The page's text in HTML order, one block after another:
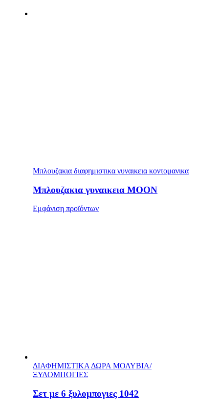
Μπλουζακια διαφημιστικα γυναικεια κοντομανικα
Μπλουζακια γυναικεια MOON
Εμφάνιση προϊόντων
ΔΙΑΦΗΜΙΣΤΙΚΑ ΔΩΡΑ ΜΟΛΥΒΙΑ/
ΞΥΛΟΜΠΟΓΙΕΣ
Σετ με 6 ξυλομπογιες 1042